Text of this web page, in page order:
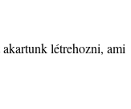
létrehozni, ami